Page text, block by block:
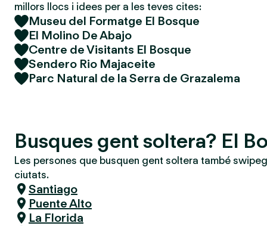
millors llocs i idees per a les teves cites:
Museu del Formatge El Bosque
El Molino De Abajo
Centre de Visitants El Bosque
Sendero Rio Majaceite
Parc Natural de la Serra de Grazalema
Busques gent soltera? El
Les persones que busquen gent soltera també
ciutats.
Santiago
Puente Alto
La Florida